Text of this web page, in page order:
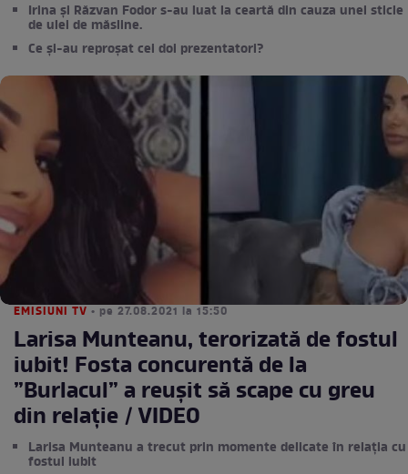
Irina și Răzvan Fodor s-au luat la ceartă din cauza unei sticle
de ulei de măsline.
Ce și-au reproșat cei doi prezentatori?
EMISIUNI TV • pe 27.08.2021 la 15:50
Larisa Munteanu, terorizată de fostul
iubit! Fosta concurentă de la
”Burlacul” a reușit să scape cu greu
din relație / VIDEO
Larisa Munteanu a trecut prin momente delicate în relația cu
fostul iubit